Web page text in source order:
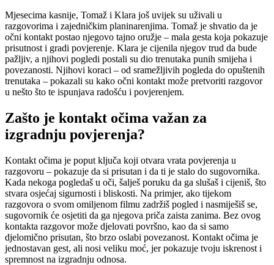
Mjesecima kasnije, Tomaž i Klara još uvijek su uživali u
razgovorima i zajedničkim planinarenjima. Tomaž je shvatio da je
očni kontakt postao njegovo tajno oružje – mala gesta koja pokazuje
prisutnost i gradi povjerenje. Klara je cijenila njegov trud da bude
pažljiv, a njihovi pogledi postali su dio trenutaka punih smijeha i
povezanosti. Njihovi koraci – od sramežljivih pogleda do opuštenih
trenutaka – pokazali su kako očni kontakt može pretvoriti razgovor
u nešto što te ispunjava radošću i povjerenjem.
Zašto je kontakt očima važan za
izgradnju povjerenja?
Kontakt očima je poput ključa koji otvara vrata povjerenja u
razgovoru – pokazuje da si prisutan i da ti je stalo do sugovornika.
Kada nekoga pogledaš u oči, šalješ poruku da ga slušaš i cijeniš, što
stvara osjećaj sigurnosti i bliskosti. Na primjer, ako tijekom
razgovora o svom omiljenom filmu zadržiš pogled i nasmiješiš se,
sugovornik će osjetiti da ga njegova priča zaista zanima. Bez ovog
kontakta razgovor može djelovati površno, kao da si samo
djelomično prisutan, što brzo oslabi povezanost. Kontakt očima je
jednostavan gest, ali nosi veliku moć, jer pokazuje tvoju iskrenost i
spremnost na izgradnju odnosa.